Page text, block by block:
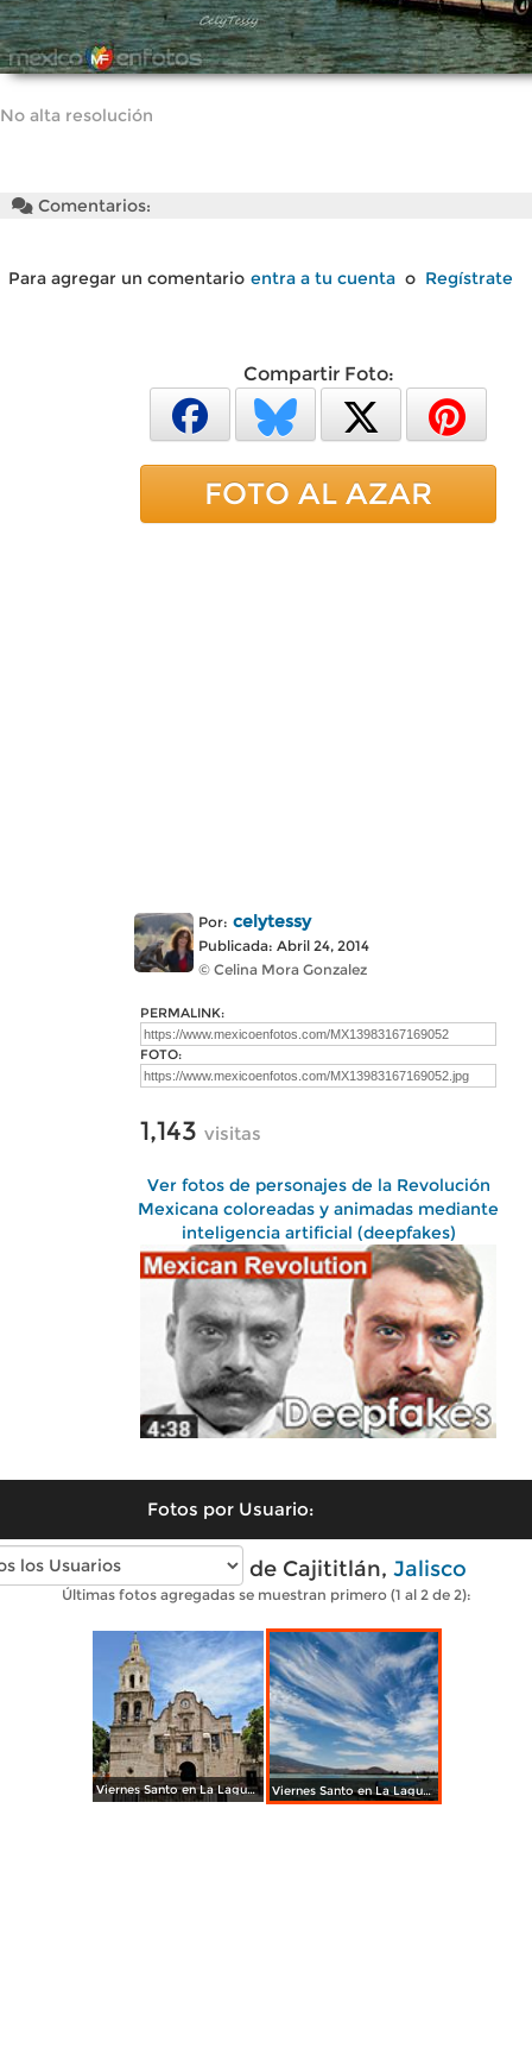
No alta resolución
Comentarios:
Para agregar un comentario entra a tu cuenta o Regístrate
Compartir Foto:
FOTO AL AZAR
Por: celytessy
Publicada: Abril 24, 2014
© Celina Mora Gonzalez
PERMALINK:
FOTO:
1,143 visitas
Ver fotos de personajes de la Revolución
Mexicana coloreadas y animadas mediante
inteligencia artificial (deepfakes)
Fotos por Usuario:
Fotos modernas de Cajititlán, Jalisco
Últimas fotos agregadas se muestran primero (1 al 2 de 2):
Viernes Santo en La Laguna de Cajititlán. Viernes Santo en La Laguna de Cajititlán.